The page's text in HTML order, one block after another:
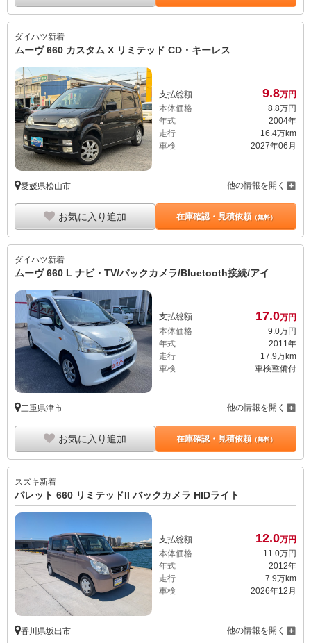
ダイハツ新着
ムーヴ 660 カスタム X リミテッド CD・キーレス
支払総額 9.8万円
本体価格
8.8万円
年式
2004年
走行
16.4万km
車検
2027年06月
愛媛県松山市 他の情報を開く
お気に入り追加 在庫確認・見積依頼（無料）
ダイハツ新着
ムーヴ 660 L ナビ・TV/バックカメラ/Bluetooth接続/アイ
支払総額 17.0万円
本体価格
9. 0万円
年式
2011年
走行
17.9万km
車検
車検整備付
三重県津市 他の情報を開く
お気に入り追加 在庫確認・見積依頼（無料）
スズキ新着
パレット 660 リミテッドII バックカメラ HIDライト
支払総額 12.0万円
本体価格
11.0万円
年式
2012年
走行
7.9万km
車検
2026年12月
香川県坂出市 他の情報を開く